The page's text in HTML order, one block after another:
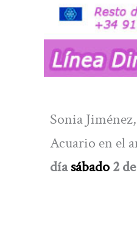
Sonia
Acuario en el
díasábado2